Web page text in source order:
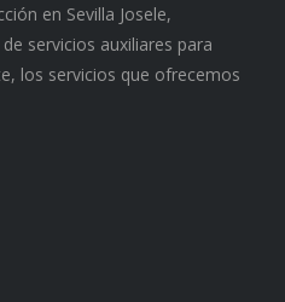
en Sevilla Josele,
servicios auxiliares para
los servicios que ofrecemos